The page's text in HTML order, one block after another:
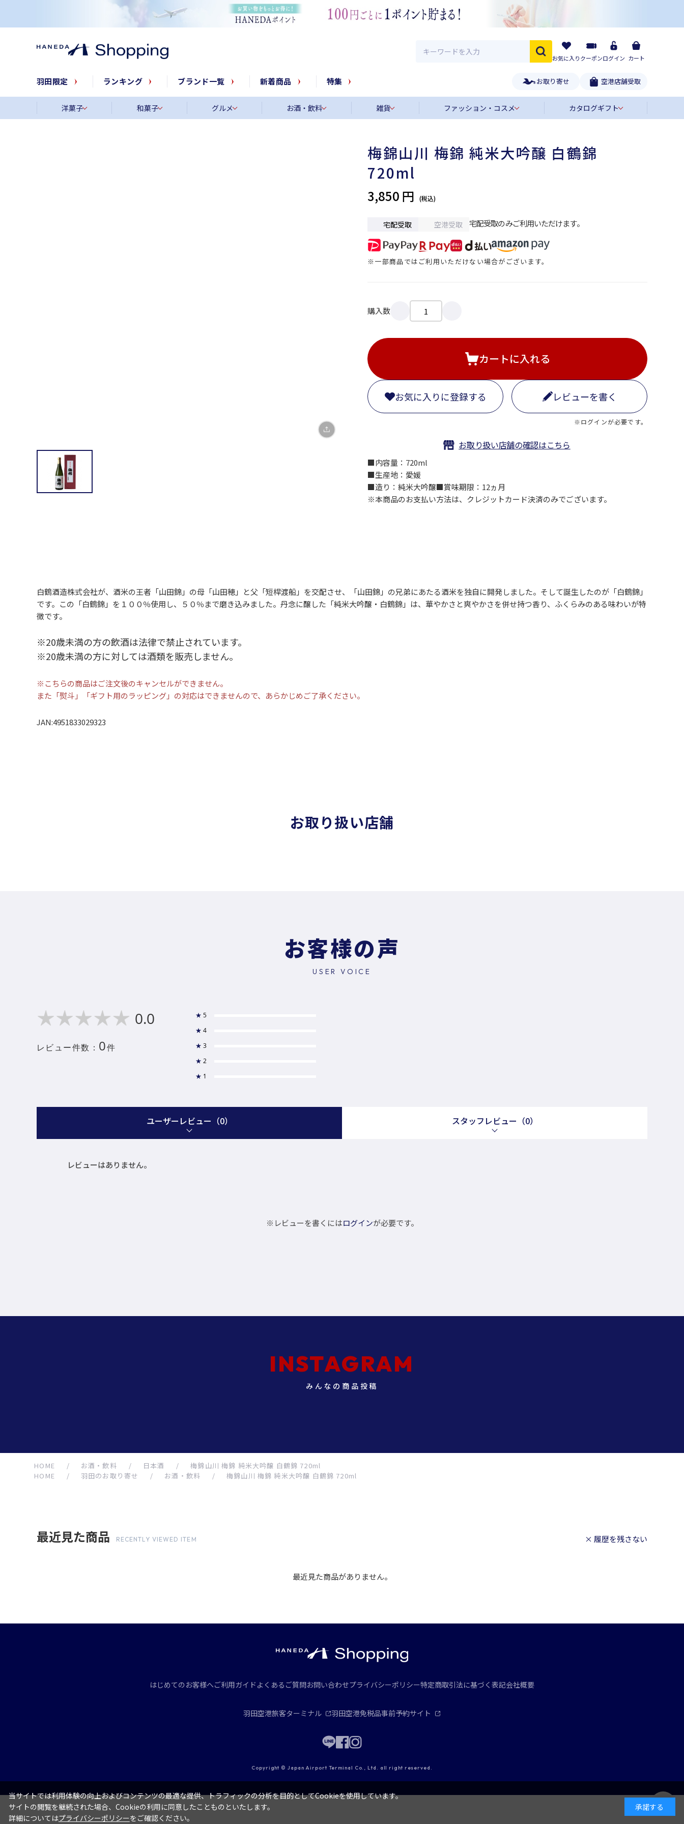
お気に入りクーポンログイン カート
羽田限定 ランキング ブランド一覧 新着商品 特集 お取り寄せ 空港店舗受取
洋菓子 和菓子 グルメ お酒・飲料 雑貨 ファッション・コスメ カタログギフト
梅錦山川 梅錦 純米大吟醸 白鶴錦
720ml
3,850 円
宅配受取 空港受取 宅配受取のみご利用いただけます。
※一部商品ではご利用いただけない場合がございます。
購入数
カートに入れる
お気に入りに登録する レビューを書く
※ログインが必要です。
お取り扱い店舗の確認はこちら
■内容量：720ml
■生産地：愛媛
■造り：純米大吟醸■賞味期限：12ヵ月
※本商品のお支払い方法は、クレジットカード決済のみでございます。
白鶴酒造株式会社が、酒米の王者「山田錦」の母「山田穂」と父「短桿渡船」を交配させ、「山田錦」の兄弟にあたる酒米を独自に開発しました。そして誕生したのが「白鶴錦」
です。この「白鶴錦」を１００％使用し、５０％まで磨き込みました。丹念に醸した「純米大吟醸・白鶴錦」は、華やかさと爽やかさを併せ持つ香り、ふくらみのある味わいが特
徴です。
※20歳未満の方の飲酒は法律で禁止されています。
※20歳未満の方に対しては酒類を販売しません。
※こちらの商品はご注文後のキャンセルができません。
また「熨斗」「ギフト用のラッピング」の対応はできませんので、あらかじめご了承ください。
JAN:4951833029323
お取り扱い店舗
HOME / お酒・飲料 / 日本酒 /
梅錦山川 梅錦 純米大吟醸 白鶴錦 720ml
HOME
/ 羽田のお取り寄せ / お酒・飲料 / 梅錦山川 梅錦 純米大吟醸 白鶴錦 720ml
お客様の声
USER VOICE
0.0
レビュー件数： 0件
★ 5
★ 4
★ 3
★ 2
★ 1
ユーザーレビュー （0） スタッフレビュー （0）
レビューはありません。
※レビューを書くにはログインが必要です。
INSTAGRAM
みんなの商品投稿
最近見た商品 RECENTLY VIEWED ITEM × 履歴を残さない
最近見た商品がありません。
はじめてのお客様へご利用ガイド よくあるご質問お問い合わせプライバシーポリシー特定商取引法に基づく表記会社概要
羽田空港旅客ターミナル 羽田空港免税品事前予約サイト
Copyright © Japan Airport Terminal Co., Ltd. all right reserved.
当サイトでは利用体験の向上およびコンテンツの最適な提供、トラフィックの分析を目的としてCookieを使用しています。
サイトの閲覧を継続された場合、Cookieの利用に同意したことものといたします。
詳細についてはプライバシーポリシーをご確認ください。
承諾する